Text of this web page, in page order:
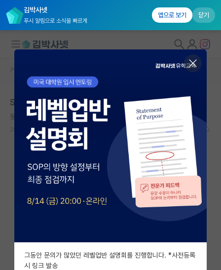
김박사넷
푸시 알림으로 소식을 빠르게
앱으로 보기 닫기
대학원생 모집
국내대학원 정보
연구실&오픈랩
커뮤니티
커뮤니티 홈
전체글보기
베스트 게시판
자유 게시판(아무개랩)
미국 유학 게시판
커뮤니티 홈
SCI 논문 2개 석사진학 예정 학부생
못된 존 롤스
2023.12.04 20 6901
그동안 문의가 많았던 레벨업반 설명회를 진행합니다. *사전등록
시 링크 발송